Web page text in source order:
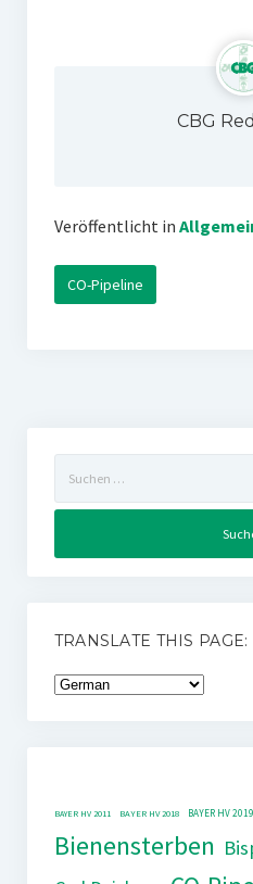
CBG
Veröffentlicht in
CO-Pipeline
nach:
TRANSLATE THIS PAGE:
BAYER HV 2011 BAYER HV 2018 BAYER HV 2019
Bienensterben